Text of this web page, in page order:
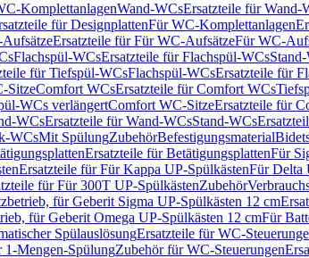
KomplettanlagenWand-WCsErsatzteile für Wand-
für DesignplattenFür WC-Komplettanlagen
Ersatzteile für Für WC-AufsätzeFür WC-
Flachspül-WCsErsatzteile für Flachspül-WCs
für Tiefspül-WCsFlachspül-WCsErsatzteile für
SitzeComfort WCsErsatzteile für Comfort WCs
WCs verlängertComfort WC-SitzeErsatzteile für
WCsErsatzteile für Wand-WCsStand-WCs
WCsMit SpülungZubehörBefestigungsmaterial
Ersatzteile für BetätigungsplattenFür
Ersatzteile für Für Kappa UP-SpülkästenFür Delta
für Für 300T UP-SpülkästenZubehör
für Geberit Sigma UP-Spülkästen 12 cm
für Geberit Omega UP-Spülkästen 12 cmFür
SpülauslösungErsatzteile für WC-
1-Mengen-SpülungZubehör für WC-Steuerungen